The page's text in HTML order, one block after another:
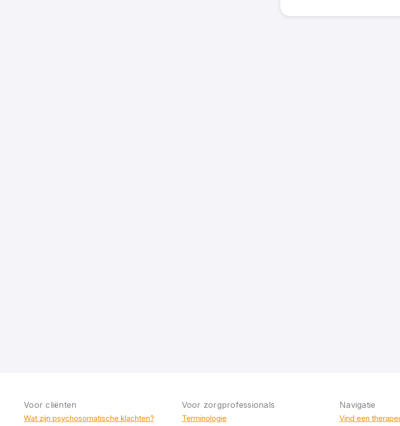
Voor cliënten
Wat zijn psychosomatische klachten?
Voor zorgprofessionals
Terminologie
Navigatie
Vind een